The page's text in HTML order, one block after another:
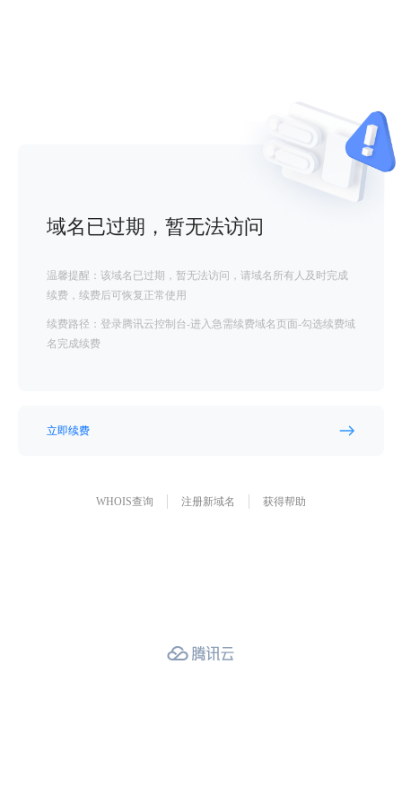
域名已过期，暂无法访问
温馨提醒：该域名已过期，暂无法访问，请域名所有人及时完成
续费，续费后可恢复正常使用
续费路径：登录腾讯云控制台-进入急需续费域名页面-勾选续费域
名完成续费
立即续费
WHOIS查询 注册新域名 获得帮助